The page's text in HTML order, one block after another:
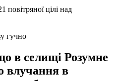
гучно
в селищі Розумне
влучання в